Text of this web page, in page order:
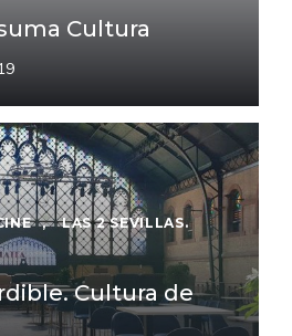
Cultura
,
LAS 2 SEVILLAS.
Cultura de